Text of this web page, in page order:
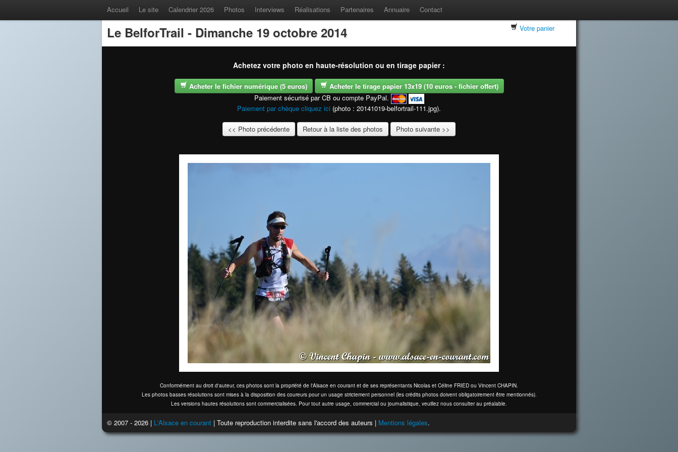
Accueil Le site Calendrier 2026 Photos Interviews Réalisations Partenaires Annuaire Contact
Le BelforTrail - Dimanche 19 octobre 2014 Votre panier
Achetez votre photo en haute-résolution ou en tirage papier :
Acheter le fichier numérique (5 euros)
Acheter le tirage papier 13x19 (10 euros - fichier offert)
Paiement sécurisé par CB ou compte PayPal.
Paiement par chèque cliquez ici (photo : 20141019-belfortrail-111.jpg).
<< Photo précédente Retour à la liste des photos Photo suivante >>
Conformément au droit d'auteur, ces photos sont la propriété de l'Alsace en courant et de ses représentants Nicolas et Céline FRIED ou Vincent CHAPIN.
Les photos basses résolutions sont mises à la disposition des coureurs pour un usage strictement personnel (les crédits photos doivent obligatoirement être mentionnés).
Les versions hautes résolutions sont commercialisées. Pour tout autre usage, commercial ou journalistique, veuillez nous consulter au préalable.
© 2007 - 2026 | L'Alsace en courant | Toute reproduction interdite sans l'accord des auteurs | Mentions légales.